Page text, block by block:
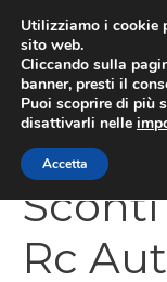
contenuto
Rc
Utilizziamo i cookie
sito web.
Cliccando sulla
banner, presti il
Puoi scoprire di più
disattivarli nelle
Accetta